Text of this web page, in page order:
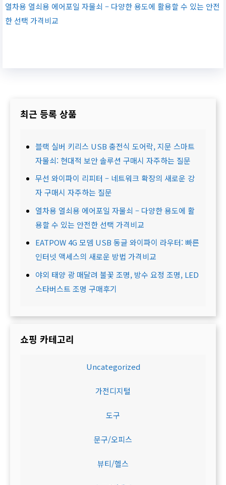
열차용 열쇠용 에어포일 자물쇠 – 다양한 용도에 활용할 수 있는 안전
한 선택 가격비교
최근 등록 상품
블랙 실버 키리스 USB 충전식 도어락, 지문 스마트
자물쇠: 현대적 보안 솔루션 구매시 자주하는 질문
무선 와이파이 리피터 – 네트워크 확장의 새로운 강
자 구매시 자주하는 질문
열차용 열쇠용 에어포일 자물쇠 – 다양한 용도에 활
용할 수 있는 안전한 선택 가격비교
EATPOW 4G 모뎀 USB 동글 와이파이 라우터: 빠른
인터넷 액세스의 새로운 방법 가격비교
야외 태양 광 매달려 불꽃 조명, 방수 요정 조명, LED
스타버스트 조명 구매후기
쇼핑 카테고리
Uncategorized
가전디지털
도구
문구/오피스
뷰티/헬스